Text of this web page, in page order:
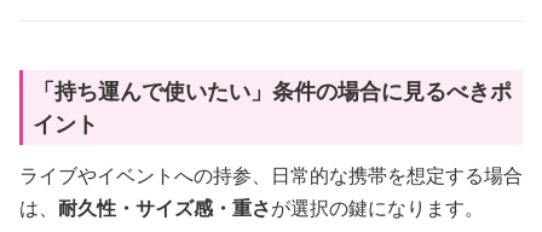
「持ち運んで使いたい」条件の場合に見るべきポ
イント
ライブやイベントへの持参、日常的な携帯を想定する場合
は、 耐久性・サイズ感・重さが選択の鍵になります。